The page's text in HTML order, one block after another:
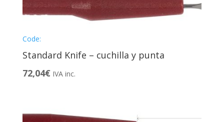
Code:
Standard Knife – cuchilla y punta
72,04€ IVA inc.